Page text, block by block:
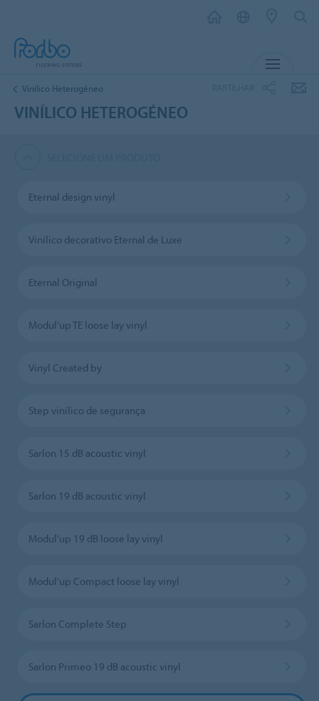
Vinílico Heterogéneo
VINÍLICO HETEROGÉNEO
Eternal design vinyl
Vinílico decorativo Eternal de Luxe
Eternal Original
Modul'up TE loose lay vinyl
Vinyl Created by
Step vinílico de segurança
Sarlon 15 dB acoustic vinyl
Sarlon 19 dB acoustic vinyl
Modul'up 19 dB loose lay vinyl
Modul'up Compact loose lay vinyl
Sarlon Complete Step
Sarlon Primeo 19 dB acoustic vinyl